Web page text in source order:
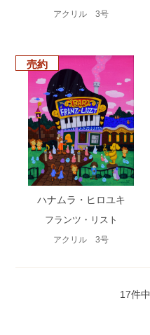
アクリル 3号
売約
ハナムラ・ヒロユキ
フランツ・リスト
アクリル 3号
17件中